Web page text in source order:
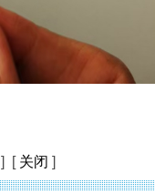
] [ 关闭 ]